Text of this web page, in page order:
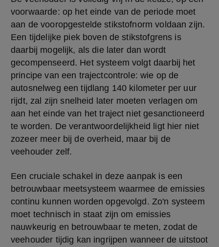
voorwaarde: op het einde van de periode moet
aan de vooropgestelde stikstofnorm voldaan zijn.
Een tijdelijke piek boven de stikstofgrens is
daarbij mogelijk, als die later dan wordt
gecompenseerd. Het systeem volgt daarbij het
principe van een trajectcontrole: wie op de
autosnelweg een tijdlang 140 kilometer per uur
rijdt, zal zijn snelheid later moeten verlagen om
aan het einde van het traject niet gesanctioneerd
te worden. De verantwoordelijkheid ligt hier niet
zozeer meer bij de overheid, maar bij de
veehouder zelf.
Een cruciale schakel in deze aanpak is een
betrouwbaar meetsysteem waarmee de emissies
continu kunnen worden opgevolgd. Zo'n systeem
moet technisch in staat zijn om emissies
nauwkeurig en betrouwbaar te meten, zodat de
veehouder tijdig kan ingrijpen wanneer de uitstoot